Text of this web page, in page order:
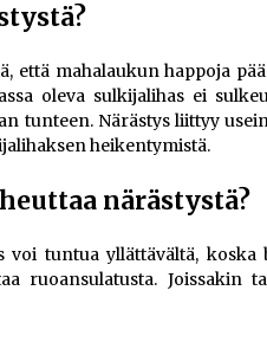
että mahalaukun happoja
oleva sulkijalihas ei
tunteen. Närästys liittyy
heikentymistä.
närästystä?
voi tuntua yllättävältä,
ruoansulatusta. Joissakin